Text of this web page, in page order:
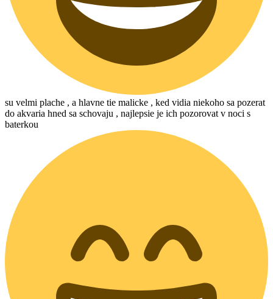
su velmi plache , a hlavne tie malicke , ked vidia niekoho sa pozerat
do akvaria hned sa schovaju , najlepsie je ich pozorovat v noci s
baterkou